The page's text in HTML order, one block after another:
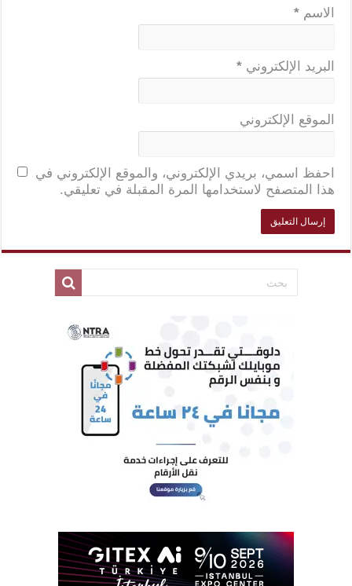
الاسم *
البريد الإلكتروني *
الموقع الإلكتروني
احفظ اسمي، بريدي الإلكتروني، والموقع الإلكتروني في
هذا المتصفح لاستخدامها المرة المقبلة في تعليقي.